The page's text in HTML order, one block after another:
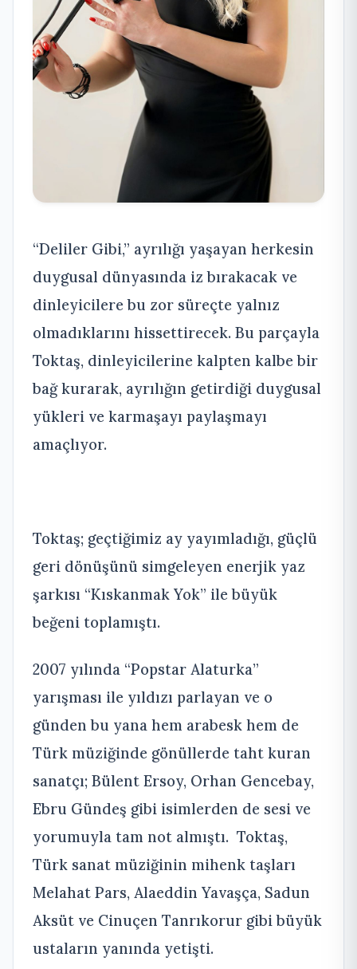
“Deliler Gibi,” ayrılığı yaşayan herkesin
duygusal dünyasında iz bırakacak ve
dinleyicilere bu zor süreçte yalnız
olmadıklarını hissettirecek. Bu parçayla
Toktaş, dinleyicilerine kalpten kalbe bir
bağ kurarak, ayrılığın getirdiği duygusal
yükleri ve karmaşayı paylaşmayı
amaçlıyor.
Toktaş; geçtiğimiz ay yayımladığı, güçlü
geri dönüşünü simgeleyen enerjik yaz
şarkısı “Kıskanmak Yok” ile büyük
beğeni toplamıştı.
2007 yılında “Popstar Alaturka”
yarışması ile yıldızı parlayan ve o
günden bu yana hem arabesk hem de
Türk müziğinde gönüllerde taht kuran
sanatçı; Bülent Ersoy, Orhan Gencebay,
Ebru Gündeş gibi isimlerden de sesi ve
yorumuyla tam not almıştı. Toktaş,
Türk sanat müziğinin mihenk taşları
Melahat Pars, Alaeddin Yavaşça, Sadun
Aksüt ve Cinuçen Tanrıkorur gibi büyük
ustaların yanında yetişti.